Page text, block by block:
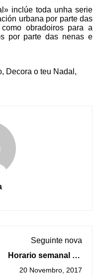
inclúe toda unha serie
urbana por parte das
obradoiros para a
por parte das nenas e
, Decora o teu Nadal ,
Seguinte nova
Horario semanal do
transbordador A
20 Novembro, 2017